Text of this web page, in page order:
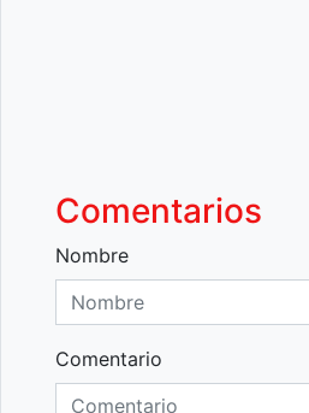
Comentarios
Nombre
Comentario